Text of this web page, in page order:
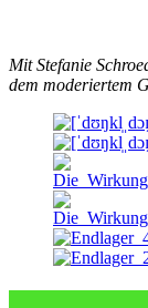
Mit Stefanie
dem mode­rier­tem